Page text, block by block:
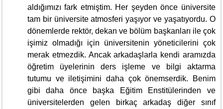
aldığımızı fark etmiştim. Her şeyden önce üniversite
tam bir üniversite atmosferi yaşıyor ve yaşatıyordu. O
dönemlerde rektör, dekan ve bölüm başkanları ile çok
işimiz olmadığı için üniversitenin yöneticilerini çok
merak etmezdik. Ancak arkadaşlarla kendi aramızda
öğretim üyelerinin ders işleme ve bilgi aktarma
tutumu ve iletişimini daha çok önemserdik. Benim
gibi daha önce başka Eğitim Enstitülerinden ve
üniversitelerden gelen birkaç arkadaş diğer sınıf